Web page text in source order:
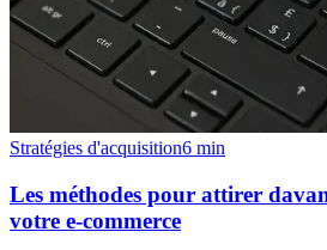
Stratégies d'acquisition6 min
Les méthodes pour attirer
votre e-commerce